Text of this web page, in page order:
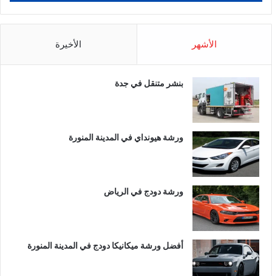
الأشهر الأخيرة
بنشر متنقل في جدة
ورشة هيونداي في المدينة المنورة
ورشة دودج في الرياض
أفضل ورشة ميكانيكا دودج في المدينة المنورة